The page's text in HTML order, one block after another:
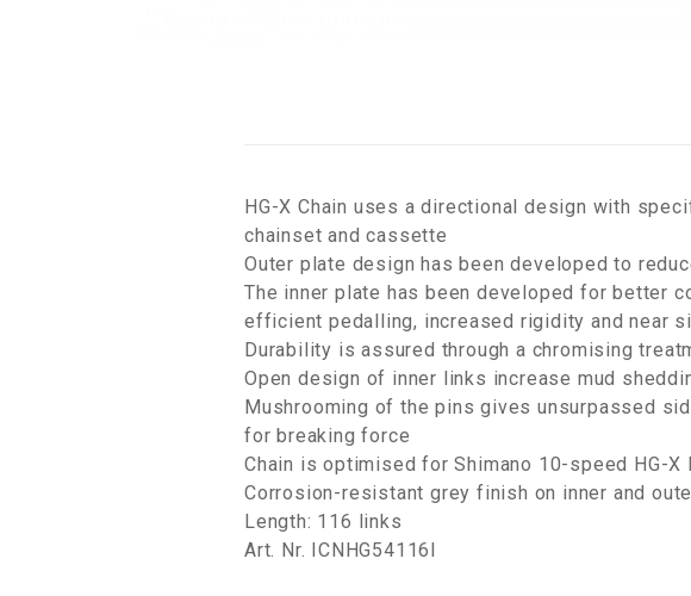
HG-X Chain uses a directional design with
chainset and cassette
Outer plate design has been developed to
The inner plate has been developed for better
efficient pedalling, increased rigidity and near
Durability is assured through a chromising
Open design of inner links increase mud
Mushrooming of the pins gives unsurpassed
for breaking force
Chain is optimised for Shimano 10-speed HG-X
Corrosion-resistant grey finish on inner and
Length: 116 links
Art. Nr. ICNHG54116I